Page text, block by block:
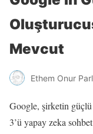
Mevcut
Ethem Onur
Google, şirketin
3’ü yapay zeka